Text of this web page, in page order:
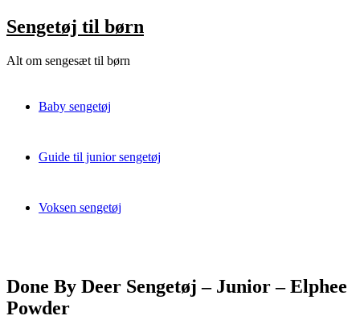
Skip
to
Sengetøj til børn
Alt om sengesæt til børn
Baby sengetøj
Guide til junior sengetøj
Voksen sengetøj
Done By Deer Sengetøj – Junior – Elphee
Powder